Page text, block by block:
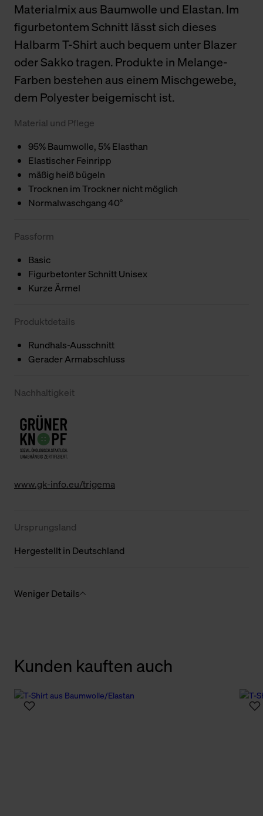
Materialmix aus Baumwolle und Elastan. Im
figurbetontem Schnitt lässt sich dieses
Halbarm T-Shirt auch bequem unter Blazer
oder Sakko tragen. Produkte in Melange-
Farben bestehen aus einem Mischgewebe,
dem Polyester beigemischt ist.
Material und Pflege
95% Baumwolle, 5% Elasthan
Elastischer Feinripp
mäßig heiß bügeln
Trocknen im Trockner nicht möglich
Normalwaschgang 40°
Passform
Basic
Figurbetonter Schnitt Unisex
Kurze Ärmel
Produktdetails
Rundhals-Ausschnitt
Gerader Armabschluss
Nachhaltigkeit
www.gk-info.eu/trigema
Ursprungsland
Hergestellt in Deutschland
Weniger Details
Kunden kauften auch